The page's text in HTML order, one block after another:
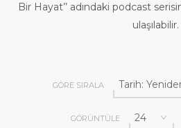
Bir Hayat’’ adındaki podcast
ulaşılabilir.
GÖRE SIRALA
GÖRÜNTÜLE